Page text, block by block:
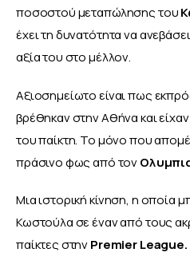
ποσοστού μεταπώλησης του
έχει τη δυνατότητα να
αξία του στο μέλλον.
Αξιοσημείωτο είναι πως
βρέθηκαν στην Αθήνα και
του παίκτη. Το μόνο που
πράσινο φως από τον
Μια ιστορική κίνηση, η οποία
Κωστούλα σε έναν από τους
παίκτες στην Premier League.